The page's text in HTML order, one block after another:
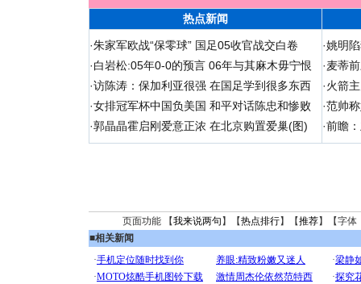
热点新闻
·朱家军欧战“保零球” 国足05收官战交白卷
·白岩松:05年0-0的预言 06年与其麻木毋宁恨
·访陈涛：保加利亚很强 在国足学到很多东西
·女排冠军杯中国负美国 和平对话陈忠和惨败
·郭晶晶霍启刚爱意正浓 在北京购置爱巢(图)
·姚明
·麦蒂
·火箭
·范帅
·前瞻
页面功能 【我来说两句 】【热点排行】【推荐】【字体
■相关新闻